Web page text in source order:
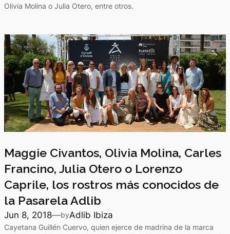
Olivia Molina o Julia Otero, entre otros.
Maggie Civantos, Olivia Molina, Carles
Francino, Julia Otero o Lorenzo
Caprile, los rostros más conocidos de
la Pasarela Adlib
Jun 8, 2018—byAdlib Ibiza
Cayetana Guillén Cuervo, quien ejerce de madrina de la marca